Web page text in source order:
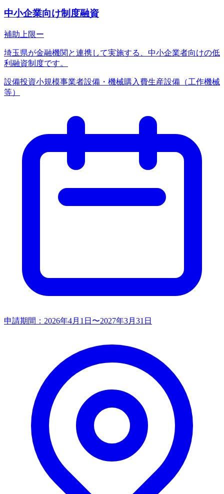
中小企業向け制度融資
補助上限ー
埼玉県が金融機関と連携して実施する、中小企業者向けの低
利融資制度です。
設備投資小規模事業者設備・機械購入費生産設備（工作機械
等）
申請期間： 2026年4月1日〜2027年3月31日